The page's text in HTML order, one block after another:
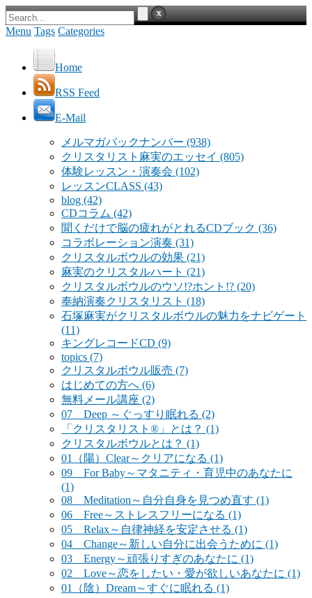
Menu Tags Categories
Home
RSS Feed
E-Mail
メルマガバックナンバー (938)
クリスタリスト麻実のエッセイ (805)
体験レッスン・演奏会 (102)
レッスンCLASS (43)
blog (42)
CDコラム (42)
聞くだけで脳の疲れがとれるCDブック (36)
コラボレーション演奏 (31)
クリスタルボウルの効果 (21)
麻実のクリスタルハート (21)
クリスタルボウルのウソ!?ホント!? (20)
奉納演奏クリスタリスト (18)
石塚麻実がクリスタルボウルの魅力をナビゲート
(11)
キングレコードCD (9)
topics (7)
クリスタルボウル販売 (7)
はじめての方へ (6)
無料メール講座 (2)
07 Deep ～ぐっすり眠れる (2)
「クリスタリスト®」とは？ (1)
クリスタルボウルとは？ (1)
01（陽）Clear～クリアになる (1)
09 For Baby～マタニティ・育児中のあなたに
(1)
08 Meditation～自分自身を見つめ直す (1)
06 Free～ストレスフリーになる (1)
05 Relax～自律神経を安定させる (1)
04 Change～新しい自分に出会うために (1)
03 Energy～頑張りすぎのあなたに (1)
02 Love～恋をしたい・愛が欲しいあなたに (1)
01（陰）Dream～すぐに眠れる (1)